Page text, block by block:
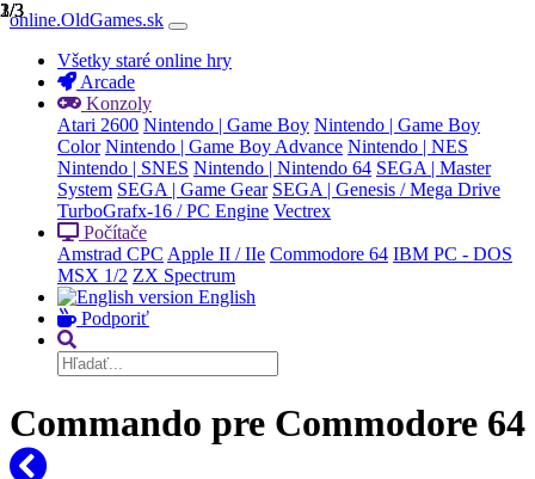
online.OldGames.sk
Všetky staré online hry
Arcade
Konzoly
Atari 2600 Nintendo | Game Boy Nintendo | Game Boy
Color Nintendo | Game Boy Advance Nintendo | NES
Nintendo | SNES Nintendo | Nintendo 64 SEGA | Master
System SEGA | Game Gear SEGA | Genesis / Mega Drive
TurboGrafx-16 / PC Engine Vectrex
Počítače
Amstrad CPC Apple II / IIe Commodore 64 IBM PC - DOS
MSX 1/2 ZX Spectrum
English
Podporiť
Commando pre Commodore 64
1/3
2/3
3/3